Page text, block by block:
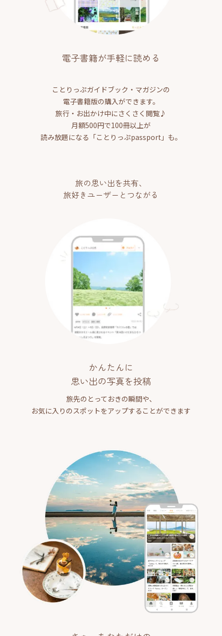
電子書籍が手軽に読める
ことりっぷガイドブック・マガジンの
電子書籍版の購入ができます。
旅行・お出かけ中にさくさく閲覧♪
月額500円で100冊以上が
読み放題になる「ことりっぷpassport」も。
旅の思い出を共有、
旅好きユーザーとつながる
かんたんに
思い出の写真を投稿
旅先のとっておきの瞬間や、
お気に入りのスポットをアップすることができます